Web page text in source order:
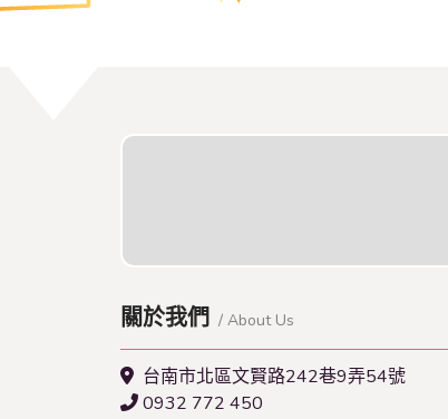
查看本店特約名單
關於我們 / About Us
台南市北區文賢路242巷9弄54號
0932 772 450